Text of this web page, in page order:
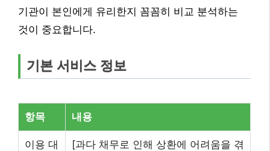
기관이 본인에게 유리한지 꼼꼼히 비교 분석하는
것이 중요합니다.
기본 서비스 정보
항목 내용
이용 대
[과다 채무로 인해 상환에 어려움을 겪